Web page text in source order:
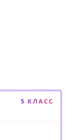
5 КЛАСС